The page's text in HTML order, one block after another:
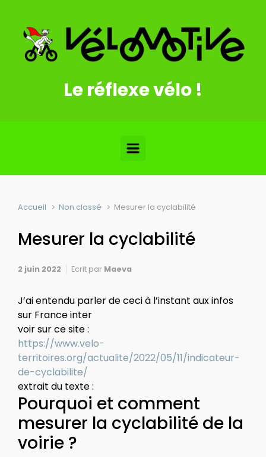
Le réflexe vélo !
Accueil Non classé Mesurer la cyclabilité
Mesurer la cyclabilité
2 juin 2022 Ecrit par Maeva
J’ai entendu parler de ceci à l’instant aux infos
sur France inter
voir sur ce site :
https://www.velo-
territoires.org/actualite/2022/05/11/indicateur-
de-cyclabilite/
extrait du texte :
Pourquoi et comment
mesurer la cyclabilité de la
voirie ?